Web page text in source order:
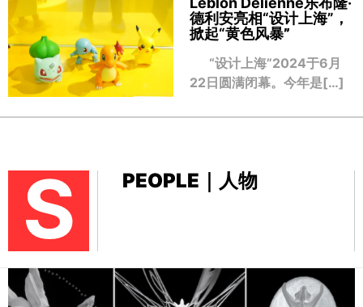
德利安亮相“设计上海”，
掀起“黄色风暴”
“设计上海”2024于6月
22日圆满闭幕。今年是[…]
S PEOPLE｜人物